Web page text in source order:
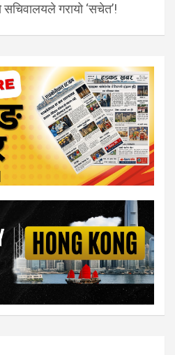
गरायो ‘सचेत’!